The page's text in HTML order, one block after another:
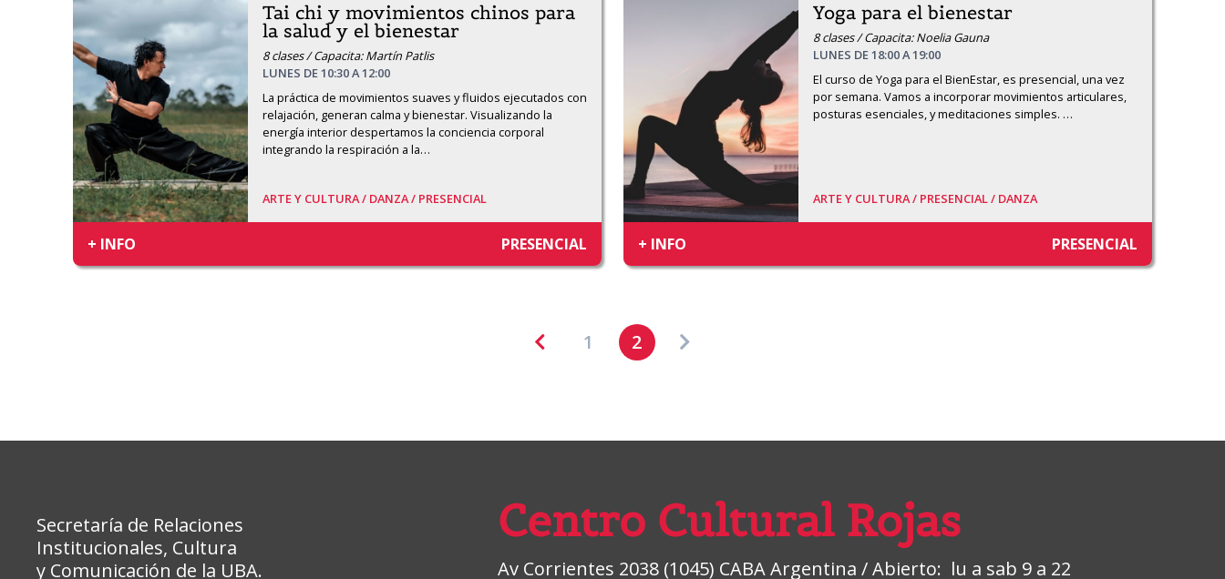
Tai chi y movimientos chinos para
la salud y el bienestar
8 clases / Capacita: Martín Patlis
LUNES DE 10:30 A 12:00
La práctica de movimientos suaves y fluidos ejecutados con
relajación, generan calma y bienestar. Visualizando la
energía interior despertamos la conciencia corporal
integrando la respiración a la…
ARTE Y CULTURA / DANZA / PRESENCIAL
+ INFO PRESENCIAL
Yoga para el bienestar
8 clases / Capacita: Noelia Gauna
LUNES DE 18:00 A 19:00
El curso de Yoga para el BienEstar, es presencial, una vez
por semana. Vamos a incorporar movimientos articulares,
posturas esenciales, y meditaciones simples. …
ARTE Y CULTURA / PRESENCIAL / DANZA
+ INFO PRESENCIAL
1 2
Secretaría de Relaciones
Institucionales, Cultura
y Comunicación de la UBA.
Centro Cultural Rojas
Av Corrientes 2038 (1045) CABA Argentina / Abierto: lu a sab 9 a 22